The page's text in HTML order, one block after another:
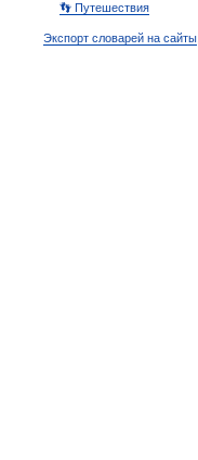
👣 Путешествия
Экспорт словарей на сайты